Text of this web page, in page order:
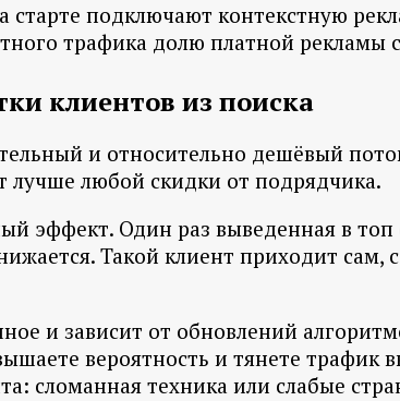
подключают контекстную
трафика долю платной рекламы
клиентов из поиска
и относительно дешёвый
любой скидки от подрядчика.
эффект. Один раз выведенная в
Такой клиент приходит
и зависит от обновлений
вероятность и тянете
сломанная техника или слабые